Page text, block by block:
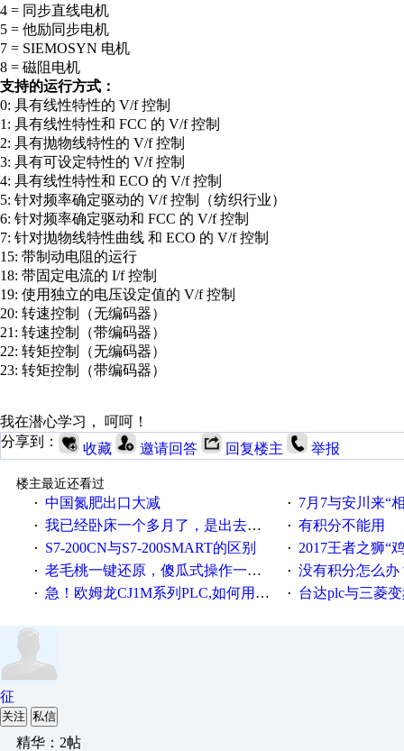
4 = 同步直线电机
5 = 他励同步电机
7 = SIEMOSYN 电机
8 = 磁阻电机
支持的运行方式：
0: 具有线性特性的 V/f 控制
1: 具有线性特性和 FCC 的 V/f 控制
2: 具有抛物线特性的 V/f 控制
3: 具有可设定特性的 V/f 控制
4: 具有线性特性和 ECO 的 V/f 控制
5: 针对频率确定驱动的 V/f 控制（纺织行业）
6: 针对频率确定驱动和 FCC 的 V/f 控制
7: 针对抛物线特性曲线 和 ECO 的 V/f 控制
15: 带制动电阻的运行
18: 带固定电流的 I/f 控制
19: 使用独立的电压设定值的 V/f 控制
20: 转速控制（无编码器）
21: 转速控制（带编码器）
22: 转矩控制（无编码器）
23: 转矩控制（带编码器）
我在潜心学习， 呵呵！
分享到：
收藏 邀请回答 回复楼主 举报
楼主最近还看过
· 中国氮肥出口大减 · 7月7与安川来“
· 我已经卧床一个多月了，是出去安装机械手在高速遭遇车祸所致:大家工作都要特别注意啊 · 有积分不能用
· S7-200CN与S7-200SMART的区别 · 2017王者之狮“鸡”情签到
· 老毛桃一键还原，傻瓜式操作一键轻松备份还原；程序为向导式安装，一键即可实现自动备份或还原系统。 · 没有积分怎么办
· 急！欧姆龙CJ1M系列PLC,如何用时间控制变频器。要求时间在组态王中可以自由输入！拜托各位大神了！ · 台达plc与三菱
征
关注 私信
精华：2帖